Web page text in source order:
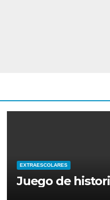
EXTRAESCOLARES
Juego de